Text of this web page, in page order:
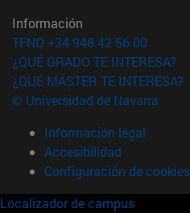
Información
TFNO +34 948 42 56 00
¿QUÉ GRADO TE INTERESA?
¿QUÉ MÁSTER TE INTERESA?
© Universidad de Navarra
Información legal
Accesibilidad
Configuración de cookies
Localizador de campus